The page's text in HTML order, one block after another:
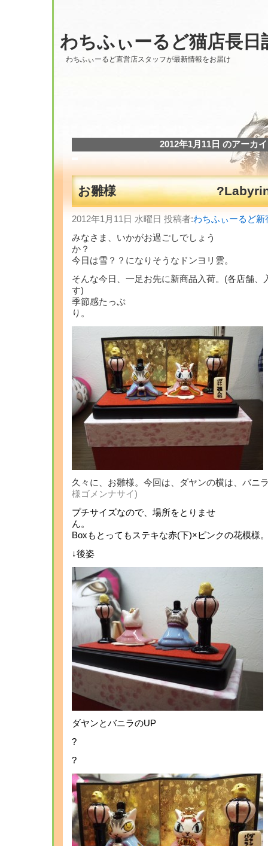
わちふぃーるど猫店長日
わちふぃーるど直営店スタッフが最新情報をお届け
2012年1月11日 のアーカ
お雛様
2012年1月11日 水曜日 投稿者:わちふぃーるど
みなさま、いかがお過ごしでしょう
今日は雪？？になりそうなドンヨリ雲。
そんな今日、一足お先に新商品入荷。(各店舗、
季節感たっぷ
久々に、お雛様。今回は、ダヤンの横は、バニ
様ゴメンナサイ)
プチサイズなので、場所をとりませ
Boxもとってもステキな赤(下)×ピンクの花模様
↓後姿
ダヤンとバニラのUP
?
?